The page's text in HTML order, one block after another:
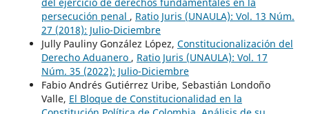
persecución penal , Ratio Juris (UNAULA): Vol. 13 Núm.
27 (2018): Julio-Diciembre
Jully Pauliny González López, Constitucionalización del
Derecho Aduanero , Ratio Juris (UNAULA): Vol. 17
Núm. 35 (2022): Julio-Diciembre
Fabio Andrés Gutiérrez Uribe, Sebastián Londoño
Valle, El Bloque de Constitucionalidad en la